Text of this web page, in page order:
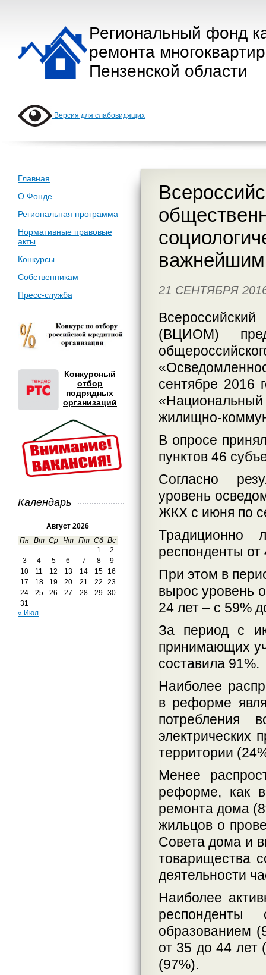
Региональный фонд
ремонта
Пензенской области
Версия для слабовидящих
Главная
О Фонде
Региональная программа
Нормативные правовые
акты
Конкурсы
Собственникам
Пресс-служба
Конкурсный
отбор
подрядных
организаций
Календарь
Август 2026
Пн Вт Ср Чт Пт Сб Вс
1
2
3
4 5 6 7 8
9
10
11 12 13 14 15
16
17
18 19 20 21 22
23
24
25 26 27 28 29
30
31
« Июл
21 СЕНТЯБРЯ
(ВЦИОМ)
сентябре 2016
жилищно-
В опросе
пунктов 46
Согласно
уровень
ЖКХ с июня по
Традиционно
респонденты от
При этом в
вырос уровень
24 лет – с 59%
За период с
принимающих
составила 91%.
Наиболее
в реформе
потребления
электрических
территории
Менее
реформе, как
ремонта дома
жильцов о
Совета дома и
товарищества
деятельности
Наиболее
образованием
от 35 до 44 лет
(97%).